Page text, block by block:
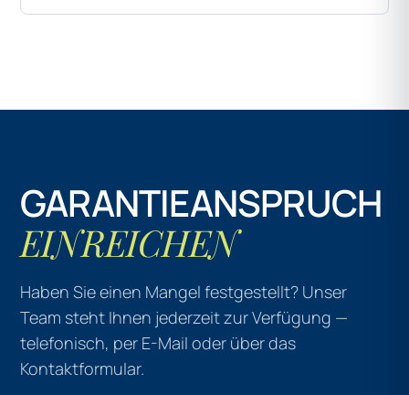
GARANTIEANSPRUCH
EINREICHEN
Haben Sie einen Mangel festgestellt? Unser
Team steht Ihnen jederzeit zur Verfügung —
telefonisch, per E-Mail oder über das
Kontaktformular.